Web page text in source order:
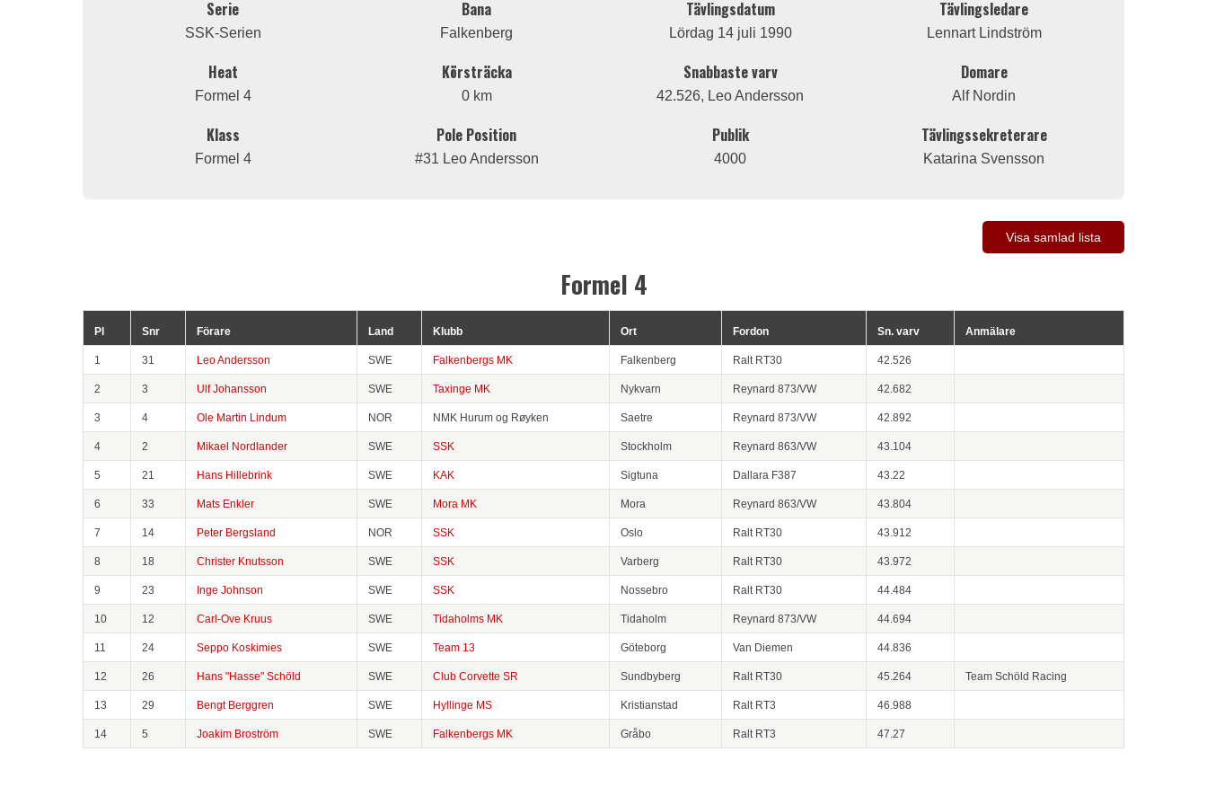
Serie
SSK-Serien
Heat
Formel 4
Klass
Formel 4
Bana
Falkenberg
Körsträcka
0 km
Pole Position
#31 Leo Andersson
Tävlingsdatum
Lördag 14 juli 1990
Snabbaste varv
42.526, Leo Andersson
Publik
4000
Tävlingsledare
Lennart Lindström
Domare
Alf Nordin
Tävlingssekreterare
Katarina Svensson
Visa samlad lista
Formel 4
Pl Snr Förare Land Klubb Ort Fordon Sn. varv Anmälare
1 31 Leo Andersson SWE Falkenbergs MK Falkenberg Ralt RT30 42.526
2 3 Ulf Johansson SWE Taxinge MK Nykvarn Reynard 873/VW 42.682
3 4 Ole Martin Lindum NOR NMK Hurum og Røyken Saetre Reynard 873/VW 42.892
4 2 Mikael Nordlander SWE SSK Stockholm Reynard 863/VW 43.104
5 21 Hans Hillebrink SWE KAK Sigtuna Dallara F387 43.22
6 33 Mats Enkler SWE Mora MK Mora Reynard 863/VW 43.804
7 14 Peter Bergsland NOR SSK Oslo Ralt RT30 43.912
8 18 Christer Knutsson SWE SSK Varberg Ralt RT30 43.972
9 23 Inge Johnson SWE SSK Nossebro Ralt RT30 44.484
10 12 Carl-Ove Kruus SWE Tidaholms MK Tidaholm Reynard 873/VW 44.694
11 24 Seppo Koskimies SWE Team 13 Göteborg Van Diemen 44.836
12 26 Hans "Hasse" Schöld SWE Club Corvette SR Sundbyberg Ralt RT30 45.264 Team Schöld Racing
13 29 Bengt Berggren SWE Hyllinge MS Kristianstad Ralt RT3 46.988
14 5 Joakim Broström SWE Falkenbergs MK Gråbo Ralt RT3 47.27